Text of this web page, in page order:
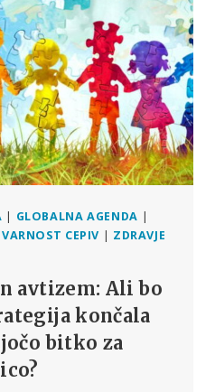
| GLOBALNA AGENDA |
VARNOST CEPIV | ZDRAVJE
avtizem: Ali bo
končala
bitko za